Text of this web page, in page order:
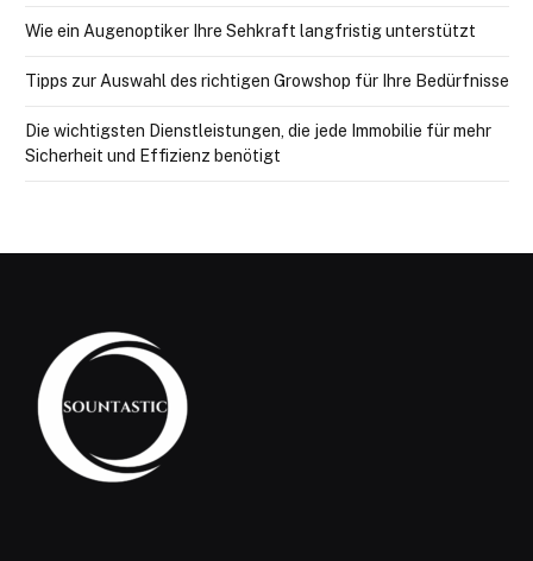
Wie ein Augenoptiker Ihre Sehkraft langfristig unterstützt
Tipps zur Auswahl des richtigen Growshop für Ihre Bedürfnisse
Die wichtigsten Dienstleistungen, die jede Immobilie für mehr
Sicherheit und Effizienz benötigt